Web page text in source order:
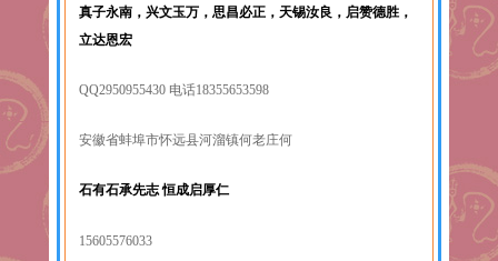
真子永南，兴文玉万，思昌必正，天锡汝良，启赞德胜，
立达恩宏
QQ2950955430 电话18355653598
安徽省蚌埠市怀远县河溜镇何老庄何
石有石承先志 恒成启厚仁
15605576033